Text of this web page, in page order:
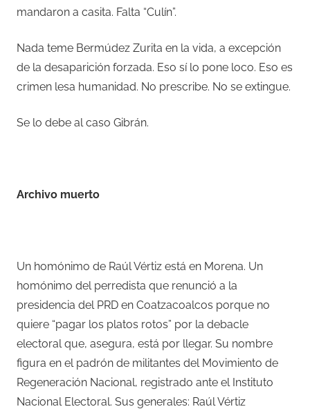
mandaron a casita. Falta “Culín”.
Nada teme Bermúdez Zurita en la vida, a excepción
de la desaparición forzada. Eso sí lo pone loco. Eso es
crimen lesa humanidad. No prescribe. No se extingue.
Se lo debe al caso Gibrán.
Archivo muerto
Un homónimo de Raúl Vértiz está en Morena. Un
homónimo del perredista que renunció a la
presidencia del PRD en Coatzacoalcos porque no
quiere “pagar los platos rotos” por la debacle
electoral que, asegura, está por llegar. Su nombre
figura en el padrón de militantes del Movimiento de
Regeneración Nacional, registrado ante el Instituto
Nacional Electoral. Sus generales: Raúl Vértiz